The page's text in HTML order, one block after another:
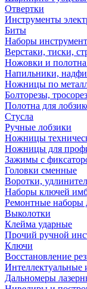
Отвертки
Инструменты
Биты
Наборы
Верстаки, тиски,
Ножовки и
Напильники,
Ножницы по
Болторезы,
Полотна для
Стусла
Ручные лобзики
Ножницы
Ножницы для
Зажимы с
Головки сменные
Воротки,
Наборы ключей
Ремонтные наборы
Выколотки
Клейма ударные
Прочий ручной
Ключи
Восстановление
Интеллектуальные
Дальномеры